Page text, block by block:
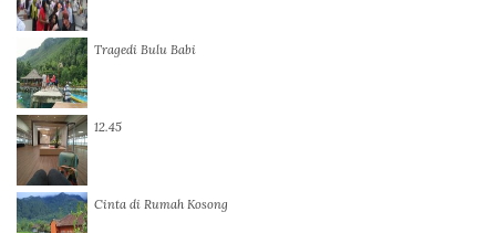
Tragedi Bulu Babi
12.45
Cinta di Rumah Kosong